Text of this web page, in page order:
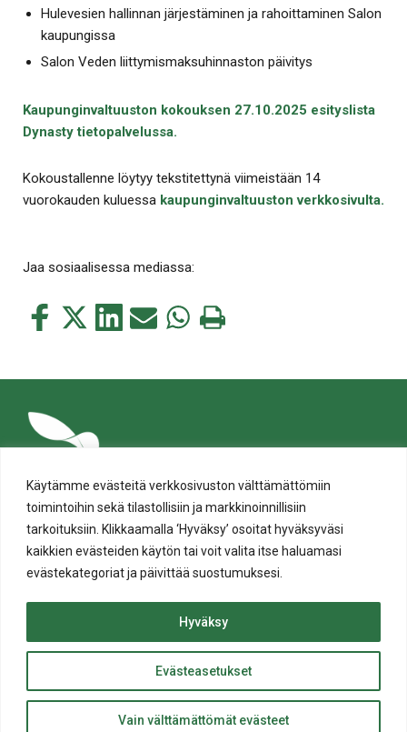
Käytämme evästeitä verkkosivuston välttämättömiin
toimintoihin sekä tilastollisiin ja markkinoinnillisiin
tarkoituksiin. Klikkaamalla ‘Hyväksy’ osoitat hyväksyväsi
kaikkien evästeiden käytön tai voit valita itse haluamasi
evästekategoriat ja päivittää suostumuksesi.
Evästeasetukset
Vain välttämättömät evästeet
Hyväksy
Hulevesien hallinnan järjestäminen ja rahoittaminen Salon
kaupungissa
Salon Veden liittymismaksuhinnaston päivitys
Kaupunginvaltuuston kokouksen 27.10.2025 esityslista
Dynasty tietopalvelussa.
Kokoustallenne löytyy tekstitettynä viimeistään 14
vuorokauden kuluessa kaupunginvaltuuston verkkosivulta.
Jaa sosiaalisessa mediassa:
Jaa
Jaa
Jaa Jaa Jaa Tulosta
ylös
© Salon kaupunki 2020 • All rights reserved.
Website crafted byEvermade.